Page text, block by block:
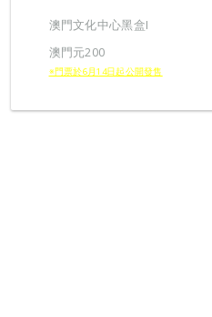
澳門文化中心黑盒I
澳門元200
※門票於6月14日起公開發售